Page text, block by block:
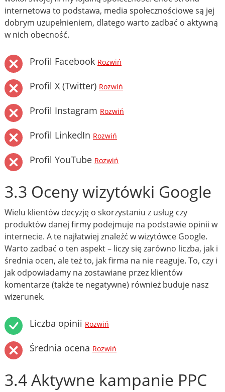
internetowa to podstawa, media społecznościowe są jej
dobrym uzupełnieniem, dlatego warto zadbać o aktywną
w nich obecność.
Profil Facebook Rozwiń
Profil X (Twitter) Rozwiń
Profil Instagram Rozwiń
Profil LinkedIn Rozwiń
Profil YouTube Rozwiń
3.3 Oceny wizytówki Google
Wielu klientów decyzję o skorzystaniu z usług czy
produktów danej firmy podejmuje na podstawie opinii w
internecie. A te najłatwiej znaleźć w wizytówce Google.
Warto zadbać o ten aspekt – liczy się zarówno liczba, jak i
średnia ocen, ale też to, jak firma na nie reaguje. To, czy i
jak odpowiadamy na zostawiane przez klientów
komentarze (także te negatywne) również buduje nasz
wizerunek.
Liczba opinii Rozwiń
Średnia ocena Rozwiń
3.4 Aktywne kampanie PPC